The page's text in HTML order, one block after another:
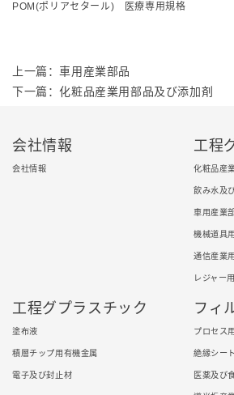
POM(ポリアセタール) 医療専用規格
上一篇：車用産業部品
下一篇：化粧品産業用部品及び添加剤
会社情報
会社情報
工程
化粧品産
飲み水及
車用産業
機械道具
通信産業
レジャー
工程グプラスチック
塗布液
積層チップ用有機金属
電子及び封止材
フィ
プロセス
絶縁シー
医薬及び